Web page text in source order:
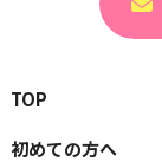
TOP
初めての方へ